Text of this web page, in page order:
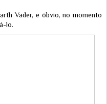
Vader, e óbvio, no momento
lo.